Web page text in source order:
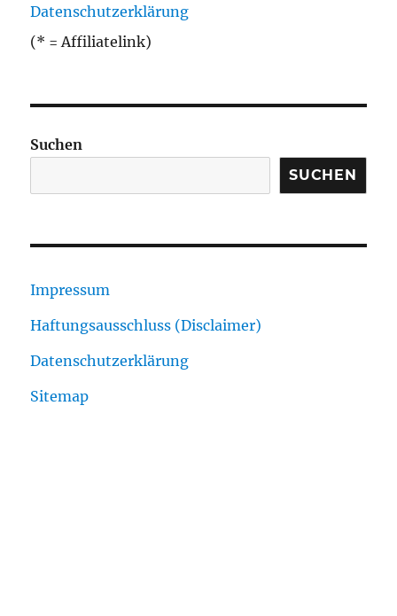
Datenschutzerklärung
(* = Affiliatelink)
Suchen
SUCHEN
Impressum
Haftungsausschluss (Disclaimer)
Datenschutzerklärung
Sitemap